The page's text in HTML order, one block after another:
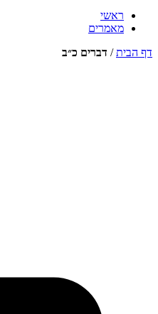
ראשי
מאמרים
דף הבית/ דברים כ״ב